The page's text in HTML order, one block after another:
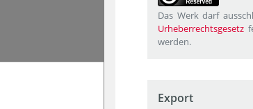
Das Werk darf
Urheberrechtsgesetz
werden.
Export